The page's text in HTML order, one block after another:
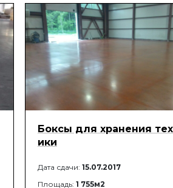
Боксы для хранения
ики
Дата сдачи: 15.07.2017
Площадь: 1 755м2